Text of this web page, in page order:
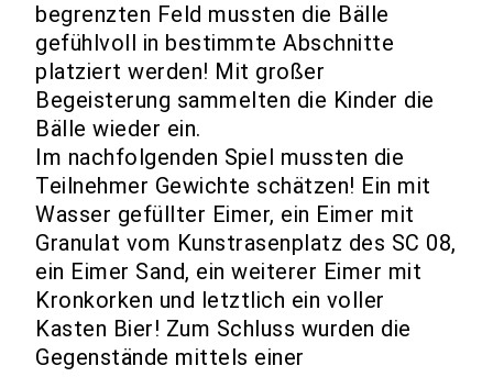
begrenzten Feld mussten die Bälle
gefühlvoll in bestimmte Abschnitte
platziert werden! Mit großer
Begeisterung sammelten die Kinder die
Bälle wieder ein.
Im nachfolgenden Spiel mussten die
Teilnehmer Gewichte schätzen! Ein mit
Wasser gefüllter Eimer, ein Eimer mit
Granulat vom Kunstrasenplatz des SC 08,
ein Eimer Sand, ein weiterer Eimer mit
Kronkorken und letztlich ein voller
Kasten Bier! Zum Schluss wurden die
Gegenstände mittels einer